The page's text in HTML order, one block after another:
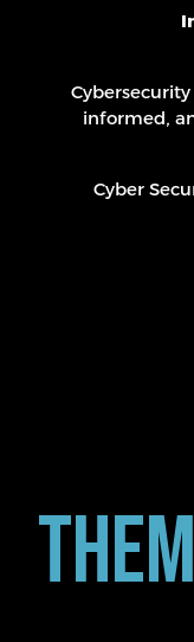
informed,
Cyber